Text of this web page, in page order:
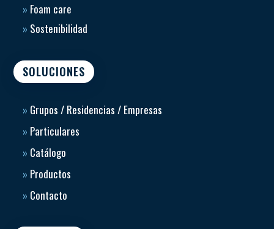
» Foam care
» Sostenibilidad
SOLUCIONES
» Grupos / Residencias / Empresas
» Particulares
» Catálogo
» Productos
» Contacto